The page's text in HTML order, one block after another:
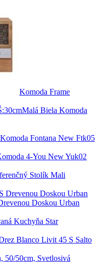
Komoda Frame
Malá Biela Komoda
Komoda Fontana New Ftk05
4-You New Yuk02
Stolík Mali
Doskou Urban
Kuchyňa Star
Blanco Livit 45 S Salto